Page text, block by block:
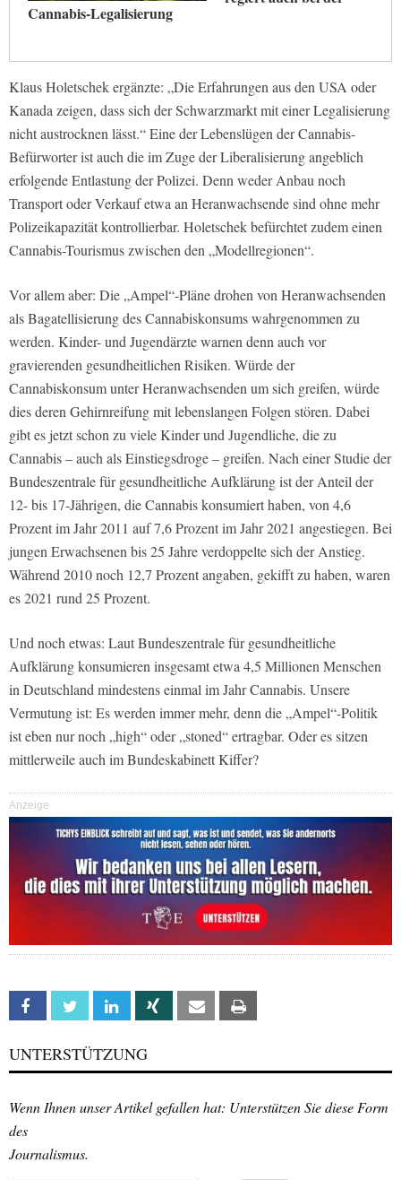
Cannabis-Legalisierung
Klaus Holetschek ergänzte: „Die Erfahrungen aus den USA oder
Kanada zeigen, dass sich der Schwarzmarkt mit einer Legalisierung
nicht austrocknen lässt.“ Eine der Lebenslügen der Cannabis-
Befürworter ist auch die im Zuge der Liberalisierung angeblich
erfolgende Entlastung der Polizei. Denn weder Anbau noch
Transport oder Verkauf etwa an Heranwachsende sind ohne mehr
Polizeikapazität kontrollierbar. Holetschek befürchtet zudem einen
Cannabis-Tourismus zwischen den „Modellregionen“.
Vor allem aber: Die „Ampel“-Pläne drohen von Heranwachsenden
als Bagatellisierung des Cannabiskonsums wahrgenommen zu
werden. Kinder- und Jugendärzte warnen denn auch vor
gravierenden gesundheitlichen Risiken. Würde der
Cannabiskonsum unter Heranwachsenden um sich greifen, würde
dies deren Gehirnreifung mit lebenslangen Folgen stören. Dabei
gibt es jetzt schon zu viele Kinder und Jugendliche, die zu
Cannabis – auch als Einstiegsdroge – greifen. Nach einer Studie der
Bundeszentrale für gesundheitliche Aufklärung ist der Anteil der
12- bis 17-Jährigen, die Cannabis konsumiert haben, von 4,6
Prozent im Jahr 2011 auf 7,6 Prozent im Jahr 2021 angestiegen. Bei
jungen Erwachsenen bis 25 Jahre verdoppelte sich der Anstieg.
Während 2010 noch 12,7 Prozent angaben, gekifft zu haben, waren
es 2021 rund 25 Prozent.
Und noch etwas: Laut Bundeszentrale für gesundheitliche
Aufklärung konsumieren insgesamt etwa 4,5 Millionen Menschen
in Deutschland mindestens einmal im Jahr Cannabis. Unsere
Vermutung ist: Es werden immer mehr, denn die „Ampel“-Politik
ist eben nur noch „high“ oder „stoned“ ertragbar. Oder es sitzen
mittlerweile auch im Bundeskabinett Kiffer?
Anzeige
Facebook Twitter Linkedin Xing Email
UNTERSTÜTZUNG
Wenn Ihnen unser Artikel gefallen hat: Unterstützen Sie diese Form
des
Journalismus.